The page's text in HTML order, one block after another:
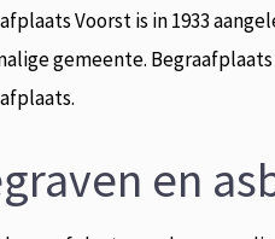
Voorst is in 1933
gemeente.
en